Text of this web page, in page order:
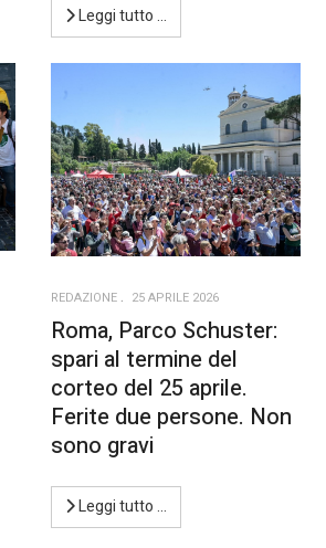
Leggi tutto …
REDAZIONE 25 APRILE 2026
Roma, Parco Schuster:
spari al termine del
corteo del 25 aprile.
Ferite due persone. Non
sono gravi
Leggi tutto …